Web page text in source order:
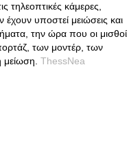
τηλεοπτικές κάμερες,
έχουν υποστεί μειώσεις και
την ώρα που οι μισθοί
των μοντέρ, των
μείωση. ThessNea